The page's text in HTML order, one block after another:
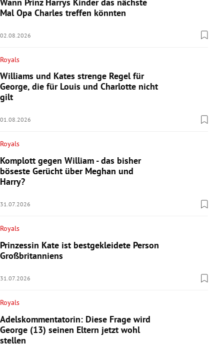
Mal Opa Charles treffen könnten
02.08.2026
Royals
Williams und Kates strenge Regel für
George, die für Louis und Charlotte nicht
gilt
01.08.2026
Royals
Komplott gegen William - das bisher
böseste Gerücht über Meghan und
Harry?
31.07.2026
Royals
Prinzessin Kate ist bestgekleidete Person
Großbritanniens
31.07.2026
Royals
Adelskommentatorin: Diese Frage wird
George (13) seinen Eltern jetzt wohl
stellen